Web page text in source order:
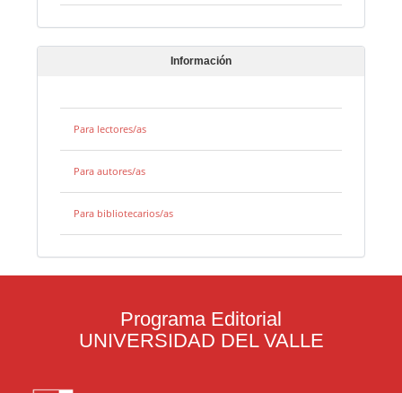
Información
Para lectores/as
Para autores/as
Para bibliotecarios/as
Programa Editorial
UNIVERSIDAD DEL VALLE